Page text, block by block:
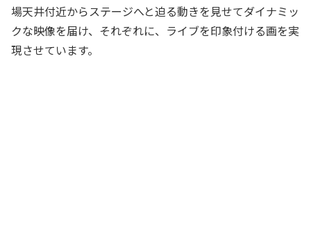
場天井付近からステージへと迫る動きを見せてダイナミッ
クな映像を届け、それぞれに、ライブを印象付ける画を実
現させています。